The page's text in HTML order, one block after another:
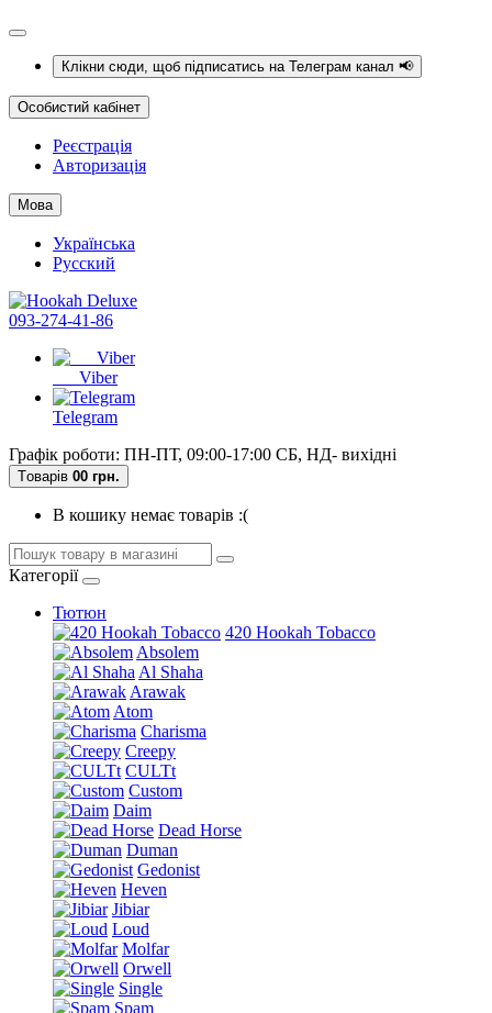
Клікни сюди, щоб підписатись на Телеграм канал 📢
Особистий кабінет
Реєстрація
Авторизація
Мова
Українська
Русский
093-274-41-86
Viber
Telegram
Графік роботи: ПН-ПТ, 09:00-17:00 СБ, НД- вихідні
Tоварів 00 грн.
В кошику немає товарів :(
Категорії
Тютюн
420 Hookah Tobacco
Absolem
Al Shaha
Arawak
Atom
Charisma
Creepy
CULTt
Custom
Daim
Dead Horse
Duman
Gedonist
Heven
Jibiar
Loud
Molfar
Orwell
Single
Spam